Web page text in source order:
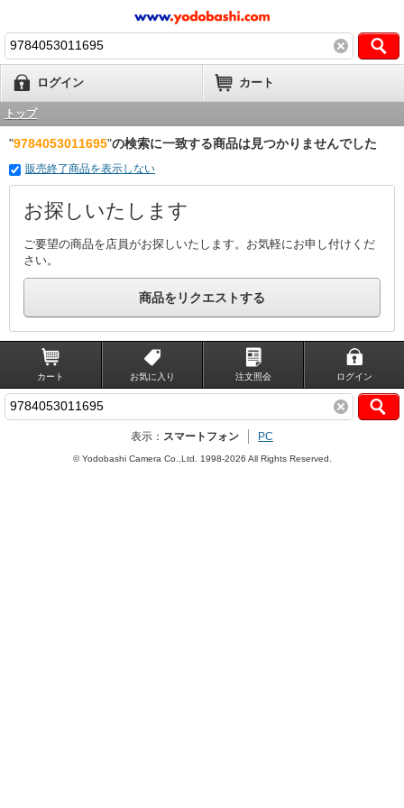
ログイン カート
トップ
"9784053011695"の検索に一致する商品は見つかりませんでした
販売終了商品を表示しない
お探しいたします
ご要望の商品を店員がお探しいたします。お気軽にお申し付けくだ
さい。
商品をリクエストする
カート お気に入り 注文照会 ログイン
表示： スマートフォン PC
© Yodobashi Camera Co.,Ltd. 1998-2026 All Rights Reserved.